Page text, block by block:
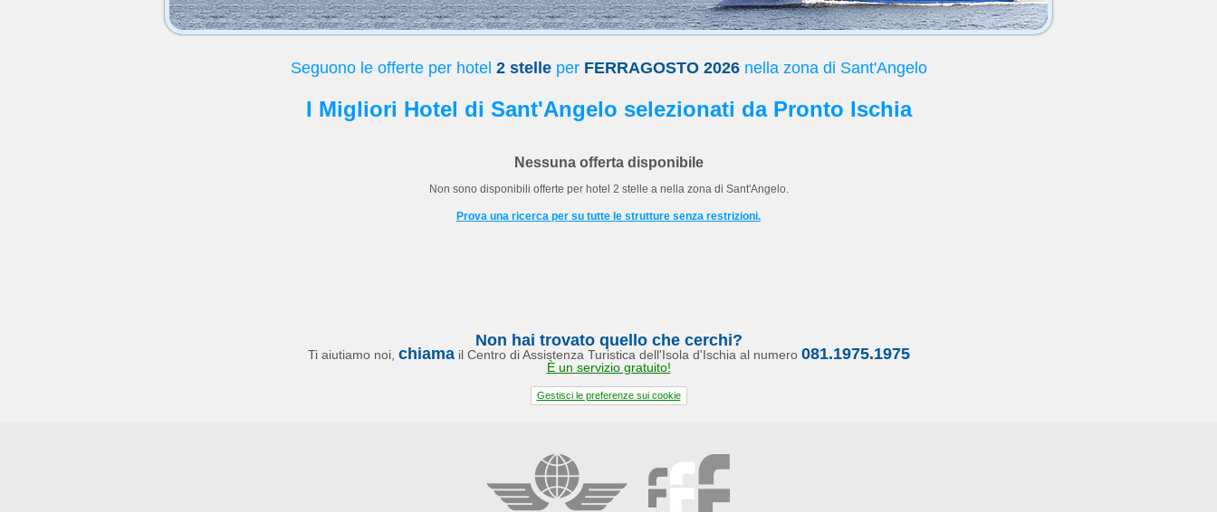
Seguono le offerte per hotel 2 stelleper FERRAGOSTO 2026nella zona di Sant'Angelo
I Migliori Hotel di Sant'Angelo selezionati da Pronto Ischia
Nessuna offerta disponibile
Non sono disponibili offerte per hotel 2 stelle a nella zona di Sant'Angelo.
Prova una ricerca per su tutte le strutture senza restrizioni.
Non hai trovato quello che cerchi?
Ti aiutiamo noi, chiamail Centro di Assistenza Turistica dell'Isola d'Ischia al numero 081.1975.1975
È un servizio gratuito!
Gestisci le preferenze sui cookie